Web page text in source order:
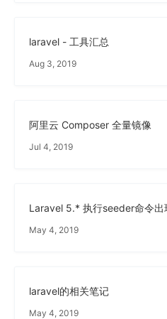
laravel - 工具汇总
Aug 3, 2019
阿里云 Composer 全量镜像
Jul 4, 2019
Laravel 5.* 执行seeder命令出
May 4, 2019
laravel的相关笔记
May 4, 2019